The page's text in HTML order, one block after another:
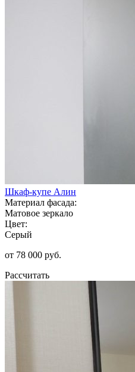
Шкаф-купе Алин
Материал фасада:
Матовое зеркало
Цвет:
Серый
от 78 000 руб.
Рассчитать